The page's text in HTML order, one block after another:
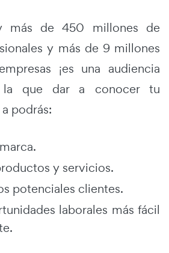
más de 450 millones de
y más de 9 millones
¡es una audiencia
la que dar a conocer tu
podrás:
y servicios.
potenciales clientes.
laborales más fácil